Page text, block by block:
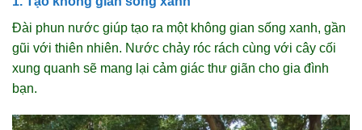
Đài phun nước giúp tạo ra một không gian sống xanh, gần
gũi với thiên nhiên. Nước chảy róc rách cùng với cây cối
xung quanh sẽ mang lại cảm giác thư giãn cho gia đình
bạn.